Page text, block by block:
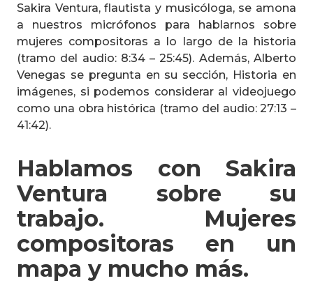
Sakira Ventura, flautista y musicóloga, se amona
a nuestros micrófonos para hablarnos sobre
mujeres compositoras a lo largo de la historia
(tramo del audio: 8:34 – 25:45). Además, Alberto
Venegas se pregunta en su sección, Historia en
imágenes, si podemos considerar al videojuego
como una obra histórica (tramo del audio: 27:13 –
41:42).
Hablamos con Sakira
Ventura sobre su
trabajo. Mujeres
compositoras en un
mapa y mucho más.